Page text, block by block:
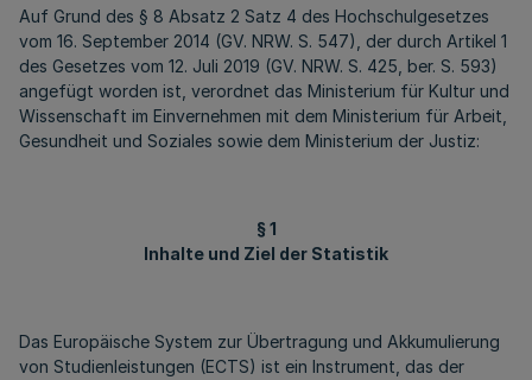
Auf Grund des § 8 Absatz 2 Satz 4 des Hochschulgesetzes
vom 16. September 2014 (GV. NRW. S. 547), der durch Artikel 1
des Gesetzes vom 12. Juli 2019 (GV. NRW. S. 425, ber. S. 593)
angefügt worden ist, verordnet das Ministerium für Kultur und
Wissenschaft im Einvernehmen mit dem Ministerium für Arbeit,
Gesundheit und Soziales sowie dem Ministerium der Justiz:
§ 1
Inhalte und Ziel der Statistik
Das Europäische System zur Übertragung und Akkumulierung
von Studienleistungen (ECTS) ist ein Instrument, das der